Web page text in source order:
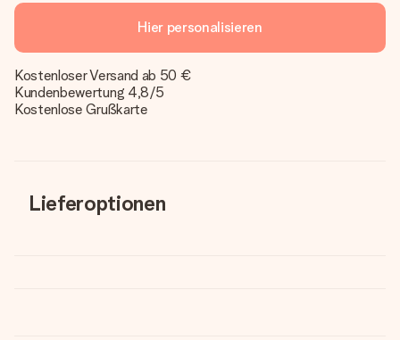
Hier personalisieren
Kostenloser Versand ab 50 €
Kundenbewertung 4,8/5
Kostenlose Grußkarte
Lieferoptionen